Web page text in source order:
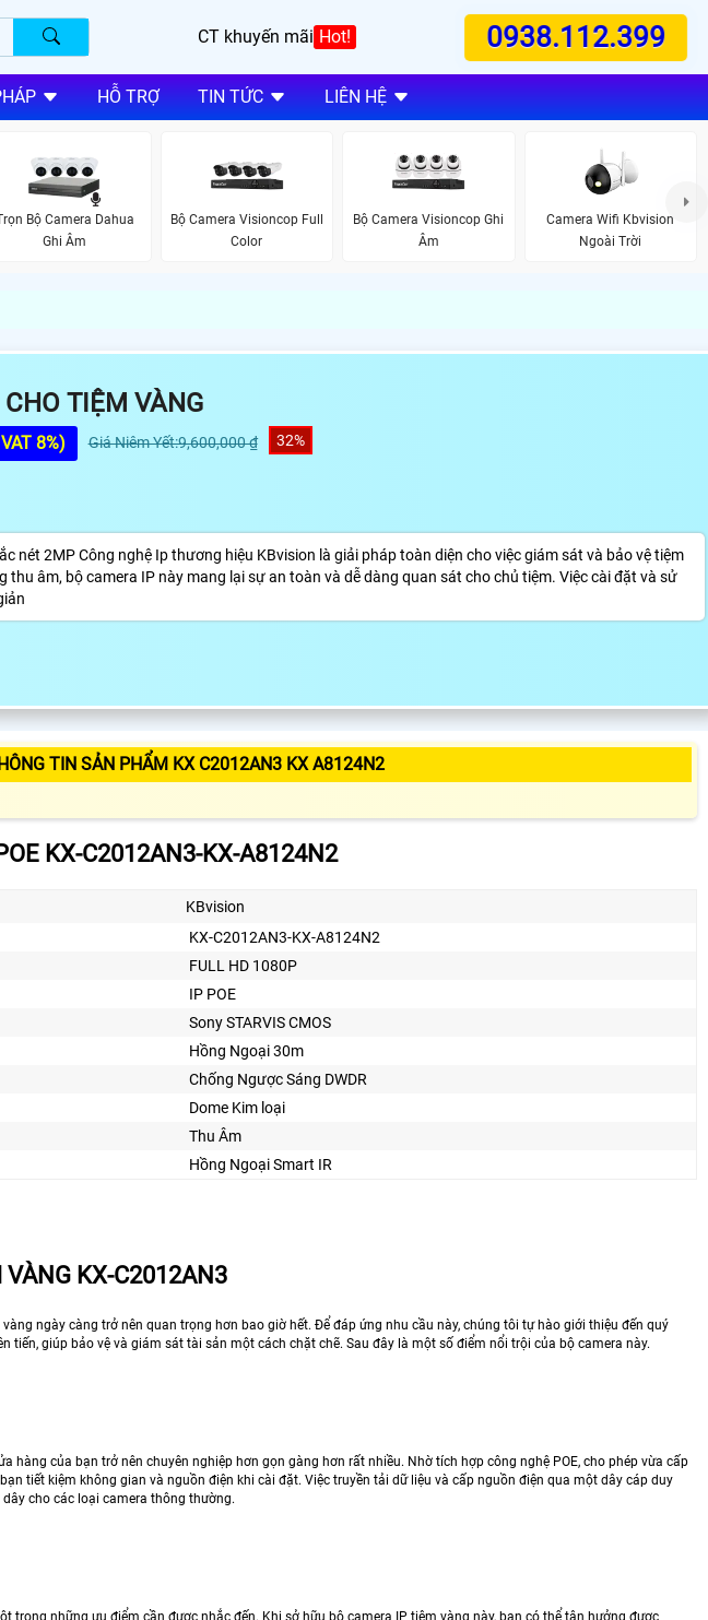
CT khuyến mãi Hot! 0938.112.399
HỖ TRỢ TIN TỨC LIÊN HỆ
Bộ Camera Dahua
Ghi Âm
Bộ Camera Visioncop Full
Color
Bộ Camera Visioncop Ghi
Âm
Camera Wifi Kbvision
Ngoài Trời
TIỆM VÀNG
8%) Giá Niêm Yết:9,600,000 ₫ 32%
nét 2MP Công nghệ Ip thương hiệu KBvision là giải pháp toàn diện cho việc giám sát và bảo vệ tiệm
âm, bộ camera IP này mang lại sự an toàn và dễ dàng quan sát cho chủ tiệm. Việc cài đặt và sử
TIN SẢN PHẨM KX C2012AN3 KX A8124N2
KX-C2012AN3-KX-A8124N2
KBvision
KX-C2012AN3-KX-A8124N2
FULL HD 1080P
IP POE
Sony STARVIS CMOS
Hồng Ngoại 30m
Chống Ngược Sáng DWDR
Dome Kim loại
Thu Âm
Hồng Ngoại Smart IR
VÀNG KX-C2012AN3
ngày càng trở nên quan trọng hơn bao giờ hết. Để đáp ứng nhu cầu này, chúng tôi tự hào giới thiệu đến quý
tiến, giúp bảo vệ và giám sát tài sản một cách chặt chẽ. Sau đây là một số điểm nổi trội của bộ camera này.
hàng của bạn trở nên chuyên nghiệp hơn gọn gàng hơn rất nhiều. Nhờ tích hợp công nghệ POE, cho phép vừa cấp
tiết kiệm không gian và nguồn điện khi cài đặt. Việc truyền tải dữ liệu và cấp nguồn điện qua một dây cáp duy
cho các loại camera thông thường.
trong những ưu điểm cần được nhắc đến. Khi sở hữu bộ camera IP tiệm vàng này, bạn có thể tận hưởng được